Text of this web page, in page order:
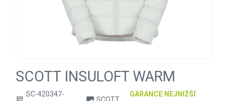
SCOTT INSULOFT WARM
SC-420347-
SCOTT
GARANCE NEJNIŽŠÍ